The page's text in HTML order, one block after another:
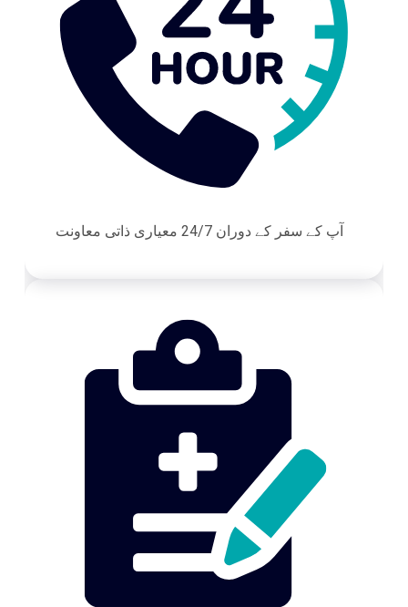
آپ کے سفر کے دوران 24/7 معیاری ذاتی معاونت